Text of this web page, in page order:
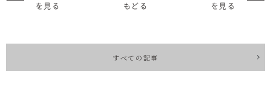
を見る
もどる
を見る
すべての記事